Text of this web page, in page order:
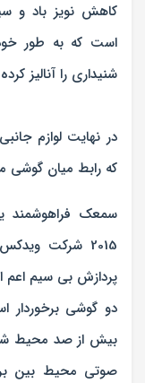
کاهش نویز باد و
است که به طور
شنیداری را آنالیز
که رابط میان
2015 شرکت
پردازش بی سیم اعم
بیش از صد محیط
صوتی محیط بین